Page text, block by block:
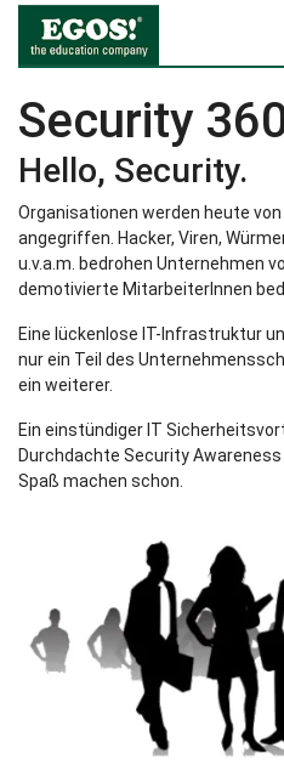
Security
Hello, Security.
Organisationen werden heute
angegriffen. Hacker, Viren,
u.v.a.m. bedrohen Unternehmen
demotivierte MitarbeiterInnen
Eine lückenlose IT-Infrastruktur
nur ein Teil des
ein weiterer.
Ein einstündiger IT
Durchdachte Security
Spaß machen schon.